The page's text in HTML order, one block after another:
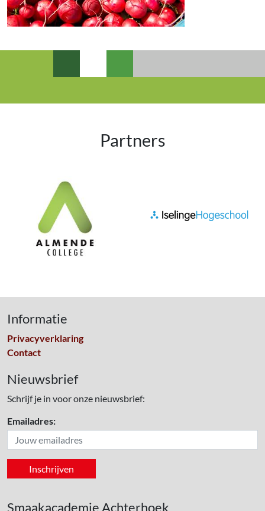
Partners
Informatie
Privacyverklaring
Contact
Nieuwsbrief
Schrijf je in voor onze nieuwsbrief:
Emailadres:
Smaakacademie Achterhoek